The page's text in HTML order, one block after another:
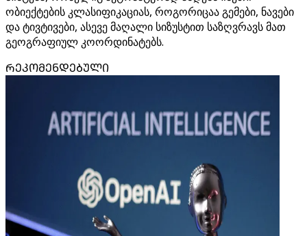
ობიექტების კლასიფიკაციას, როგორიცაა გემები, ნავები
და ტივტივები, ასევე მაღალი სიზუსტით საზღვრავს მათ
გეოგრაფიულ კოორდინატებს.
ᲠᲔᲙᲝᲛᲔᲜᲓᲔᲑᲣᲚᲘ